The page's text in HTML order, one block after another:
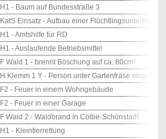
H1 - Baum auf Bundesstraße 3
KatS Einsatz - Aufbau einer Flüchtlingsunterkunft
H1 - Amtshilfe für RD
H1 - Auslaufende Betriebsmittel
F Wald 1 - brennt Böschung auf ca. 80cm²
H Klemm 1 Y - Person unter Gartenfräse
F2 - Feuer in einem Wohngebäude
F2 - Feuer in einer Garage
F Wald 2 - Waldbrand in Cölbe-Schönstadt
H1 - Kleintierrettung